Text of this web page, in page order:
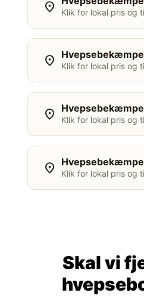
location_on Klik for lokal pris og
location_on Klik for lokal pris og
location_on Klik for lokal pris og
location_on Klik for lokal pris og
Skal vi